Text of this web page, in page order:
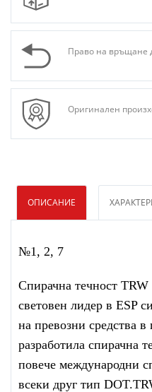
Право на връщане
Оригинален
ОПИСАНИЕ
№1, 2, 7
Спирачна течност
световен лидер в ESP
на превозни средства в
разработила спирачна
повече международни
всеки друг тип